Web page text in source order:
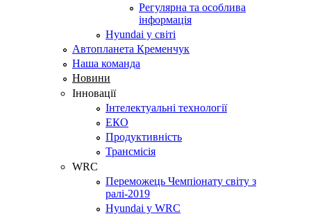
Регулярна та особлива
інформація
Hyundai у світі
Автопланета Кременчук
Наша команда
Новини
Інновації
Інтелектуальні технології
ЕКО
Продуктивність
Трансмісія
WRC
Переможець Чемпіонату світу з
ралі-2019
Hyundai у WRC